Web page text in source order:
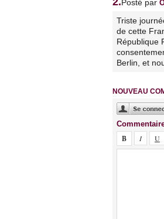
Posté par
Triste
de cette
République
Berlin, et
NOUVEAU